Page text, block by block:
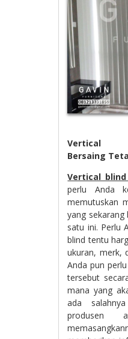
Vertical
Bersaing
Vertical
perlu Anda
memutuskan
yang
satu ini. Perlu
blind tentu
ukuran, merk,
Anda pun
tersebut
mana yang
ada
produsen